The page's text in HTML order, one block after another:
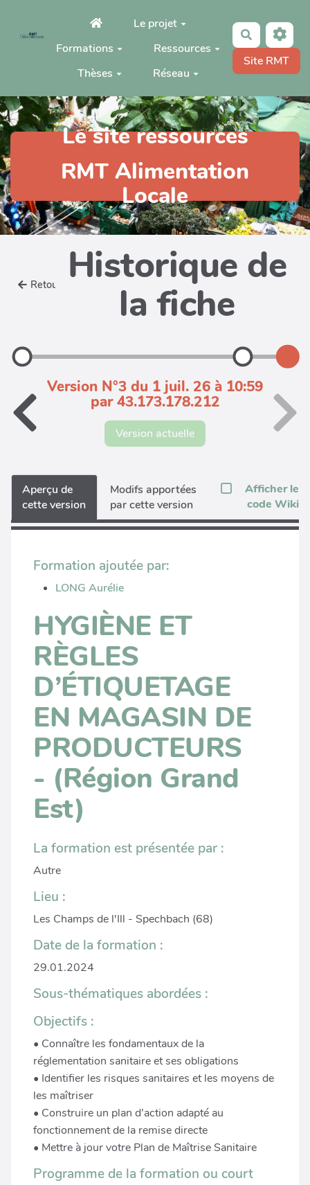
Aller au contenu principalLe projet
Formations
Ressources
Thèses
Réseau
Rechercher
Site RMT
Le site ressources
RMT Alimentation
Locale
Retour
Historique de
la fiche
Version N°3 du 1 juil. 26 à 10:59
par 43.173.178.212
Version actuelle
Aperçu de
cette version
Modifs apportées
par cette version
Afficher le
code Wiki
Formation ajoutée par:
LONG Aurélie
HYGIÈNE ET
RÈGLES
D’ÉTIQUETAGE
EN MAGASIN DE
PRODUCTEURS
- (Région Grand
Est)
La formation est présentée par :
Autre
Lieu :
Les Champs de l'Ill - Spechbach (68)
Date de la formation :
29.01.2024
Sous-thématiques abordées :
Objectifs :
• Connaître les fondamentaux de la
réglementation sanitaire et ses obligations
• Identifier les risques sanitaires et les moyens de
les maîtriser
• Construire un plan d’action adapté au
fonctionnement de la remise directe
• Mettre à jour votre Plan de Maîtrise Sanitaire
Programme de la formation ou court